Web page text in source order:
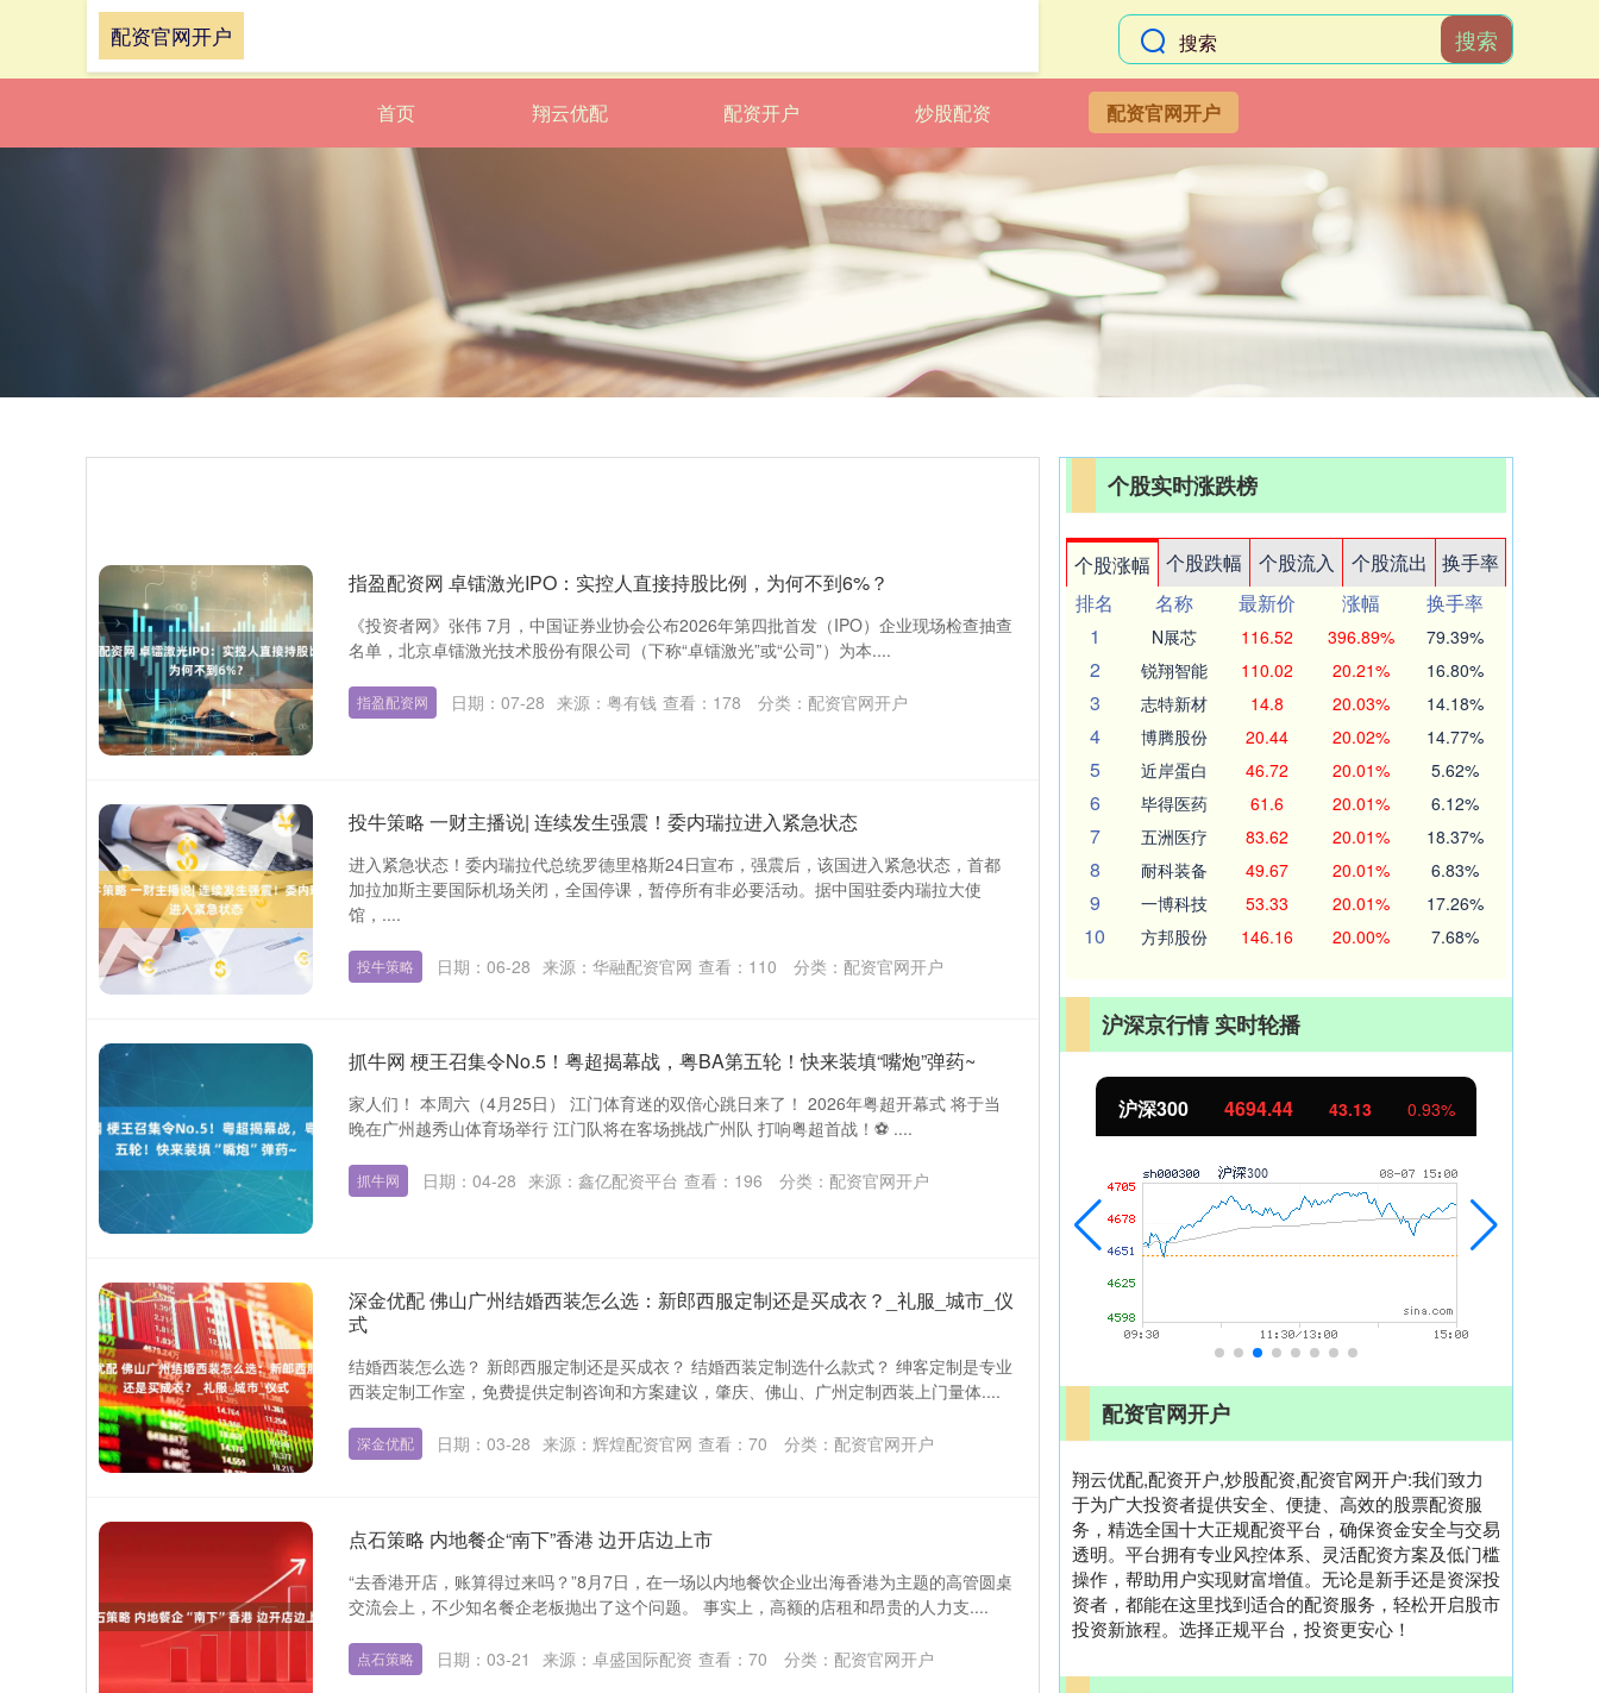
搜索
首页 翔云优配 配资开户 炒股配资 配资官网开户
配资官网开户
指盈配资网 卓镭激光IPO：实控人直接持股比例，为何不到6%？
《投资者网》张伟 7月，中国证券业协会公布‌2026年第四批首发（IPO）企业现场检查抽查
名单‌，北京卓镭激光技术股份有限公司（下称“卓镭激光”或“公司”）为本....
指盈配资网 日期：07-28 来源：粤有钱 查看： 178 分类： 配资官网开户
投牛策略 一财主播说| 连续发生强震！委内瑞拉进入紧急状态
进入紧急状态！委内瑞拉代总统罗德里格斯24日宣布，强震后，该国进入紧急状态，首都
加拉加斯主要国际机场关闭，全国停课，暂停所有非必要活动。据中国驻委内瑞拉大使
馆，....
投牛策略 日期：06-28 来源：华融配资官网 查看： 110 分类： 配资官网开户
抓牛网 梗王召集令No.5！粤超揭幕战，粤BA第五轮！快来装填“嘴炮”弹药~
家人们！ 本周六（4月25日） 江门体育迷的双倍心跳日来了！ 2026年粤超开幕式 将于当
晚在广州越秀山体育场举行 江门队将在客场挑战广州队 打响粤超首战！⚽ ....
抓牛网 日期：04-28 来源：鑫亿配资平台 查看： 196 分类： 配资官网开户
深金优配 佛山广州结婚西装怎么选：新郎西服定制还是买成衣？_礼服_城市_仪
式
结婚西装怎么选？ 新郎西服定制还是买成衣？ 结婚西装定制选什么款式？ 绅客定制是专业
西装定制工作室，免费提供定制咨询和方案建议，肇庆、佛山、广州定制西装上门量体....
深金优配 日期：03-28 来源：辉煌配资官网 查看： 70 分类： 配资官网开户
点石策略 内地餐企“南下”香港 边开店边上市
“去香港开店，账算得过来吗？”8月7日，在一场以内地餐饮企业出海香港为主题的高管圆桌
交流会上，不少知名餐企老板抛出了这个问题。 事实上，高额的店租和昂贵的人力支....
点石策略 日期：03-21 来源：卓盛国际配资 查看： 70 分类： 配资官网开户
个股实时涨跌榜
个股涨幅 个股跌幅 个股流入 个股流出
换手率
排名
名称 最新价 涨幅
换手率
1
N展芯 116.52 396.89% 79.39%
2 锐翔智能 110.02 20.21% 16.80%
3 志特新材 14.8 20.03% 14.18%
4 博腾股份 20.44 20.02% 14.77%
5 近岸蛋白 46.72 20.01% 5.62%
6 毕得医药 61.6 20.01% 6.12%
7 五洲医疗 83.62 20.01% 18.37%
8 耐科装备 49.67 20.01% 6.83%
9 一博科技 53.33 20.01% 17.26%
10 方邦股份 146.16 20.00% 7.68%
沪深京行情 实时轮播
2.13% 上证指数 3940.04 39.68 1.02% 深证成指 14311.01 200.89 1.42% 沪深300 4694.44 43.13 0.93%
配资官网开户
翔云优配,配资开户,炒股配资,配资官网开户:我们致力
于为广大投资者提供安全、便捷、高效的股票配资服
务，精选全国十大正规配资平台，确保资金安全与交易
透明。平台拥有专业风控体系、灵活配资方案及低门槛
操作，帮助用户实现财富增值。无论是新手还是资深投
资者，都能在这里找到适合的配资服务，轻松开启股市
投资新旅程。选择正规平台，投资更安心！